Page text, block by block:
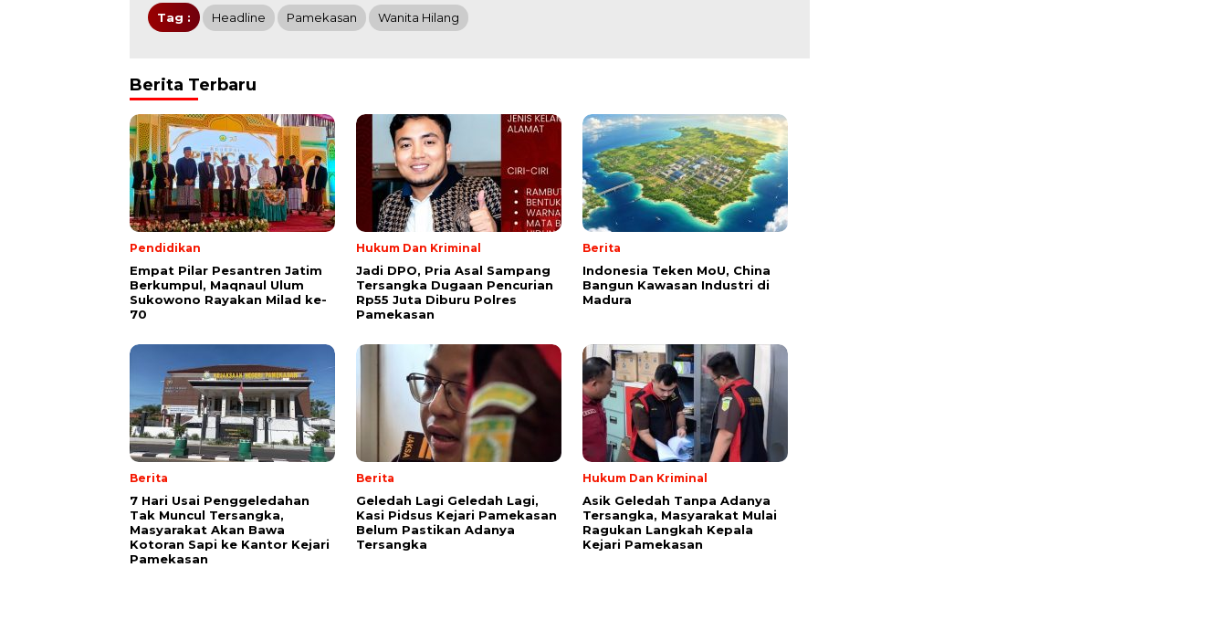
Tag : Headline Pamekasan Wanita Hilang
Berita Terbaru
Pendidikan
Empat Pilar Pesantren Jatim
Berkumpul, Maqnaul Ulum
Sukowono Rayakan Milad ke-
70
Hukum Dan Kriminal
Jadi DPO, Pria Asal Sampang
Tersangka Dugaan Pencurian
Rp55 Juta Diburu Polres
Pamekasan
Berita
Indonesia Teken MoU, China
Bangun Kawasan Industri di
Madura
Berita
7 Hari Usai Penggeledahan
Tak Muncul Tersangka,
Masyarakat Akan Bawa
Kotoran Sapi ke Kantor Kejari
Pamekasan
Berita
Geledah Lagi Geledah Lagi,
Kasi Pidsus Kejari Pamekasan
Belum Pastikan Adanya
Tersangka
Hukum Dan Kriminal
Asik Geledah Tanpa Adanya
Tersangka, Masyarakat Mulai
Ragukan Langkah Kepala
Kejari Pamekasan